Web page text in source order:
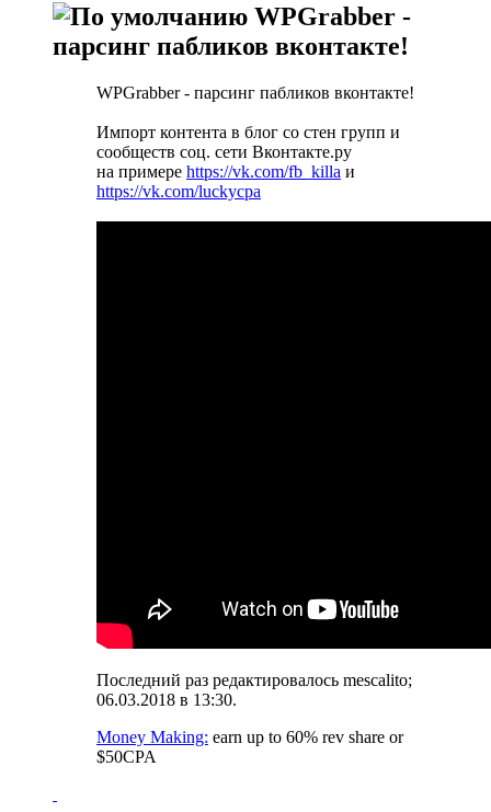
WPGrabber -
парсинг пабликов вконтакте!
WPGrabber - парсинг пабликов вконтакте!
Импорт контента в блог со стен групп и
сообществ соц. сети Вконтакте.ру
на примере https://vk.com/fb_killa и
https://vk.com/luckycpa
Последний раз редактировалось mescalito;
06.03.2018 в 13:30.
Money Making: earn up to 60% rev share or
$50CPA